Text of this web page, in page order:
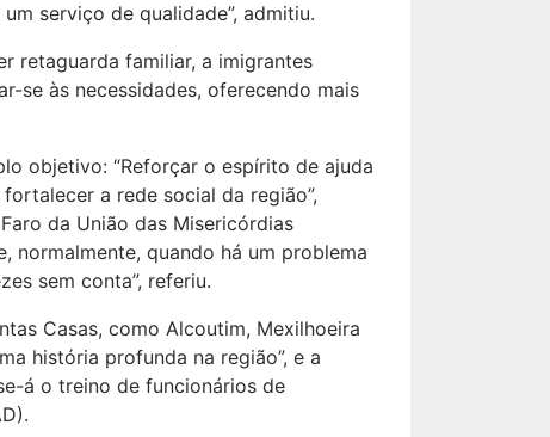
serviço de qualidade”, admitiu.
retaguarda familiar, a imigrantes
se às necessidades, oferecendo mais
objetivo: “Reforçar o espírito de ajuda
a rede social da região”,
da União das Misericórdias
normalmente, quando há um problema
sem conta”, referiu.
Casas, como Alcoutim, Mexilhoeira
história profunda na região”, e a
á o treino de funcionários de